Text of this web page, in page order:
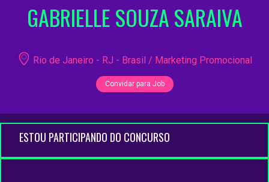
GABRIELLE SOUZA SARAIVA
Rio de Janeiro - RJ - Brasil / Marketing Promocional
Convidar para Job
ESTOU PARTICIPANDO DO CONCURSO